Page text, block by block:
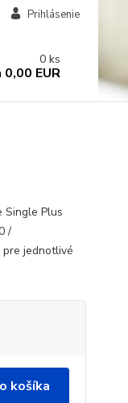
Prihlásenie
0 ks
0,00 EUR
Single Plus
/
pre jednotlivé
košíka